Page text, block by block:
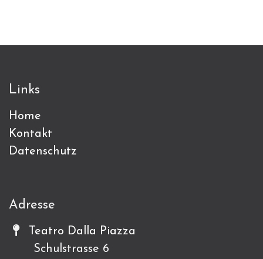
Links
Home
Kontakt
Datenschutz
Adresse
Teatro Dalla Piazza
Schulstrasse 6